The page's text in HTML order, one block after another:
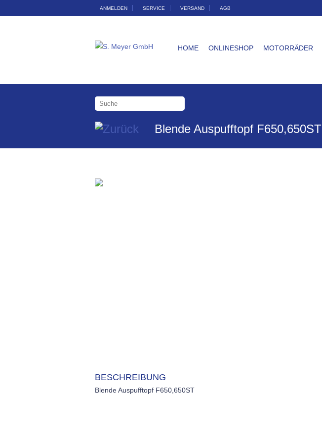
ANMELDEN SERVICE VERSAND AGB
HOME ONLINESHOP MOTORRÄDER
Blende Auspufftopf F650,650ST
BESCHREIBUNG
Blende Auspufftopf F650,650ST